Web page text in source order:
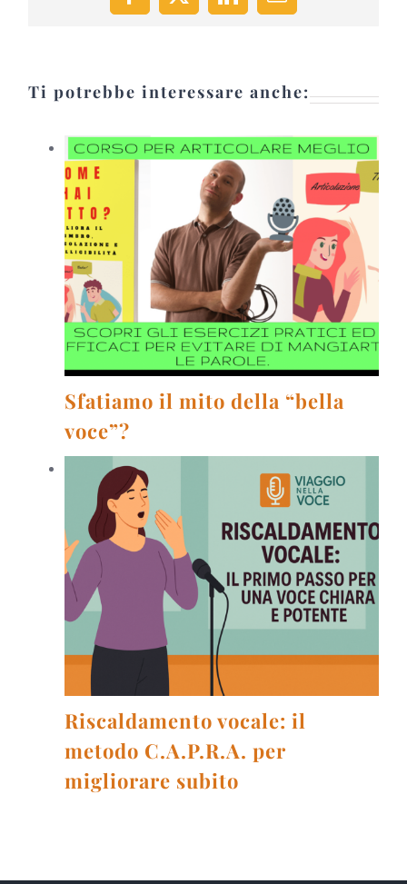
Ti potrebbe interessare anche:
Sfatiamo il mito della “bella
voce”?
Riscaldamento vocale: il
metodo C.A.P.R.A. per
migliorare subito